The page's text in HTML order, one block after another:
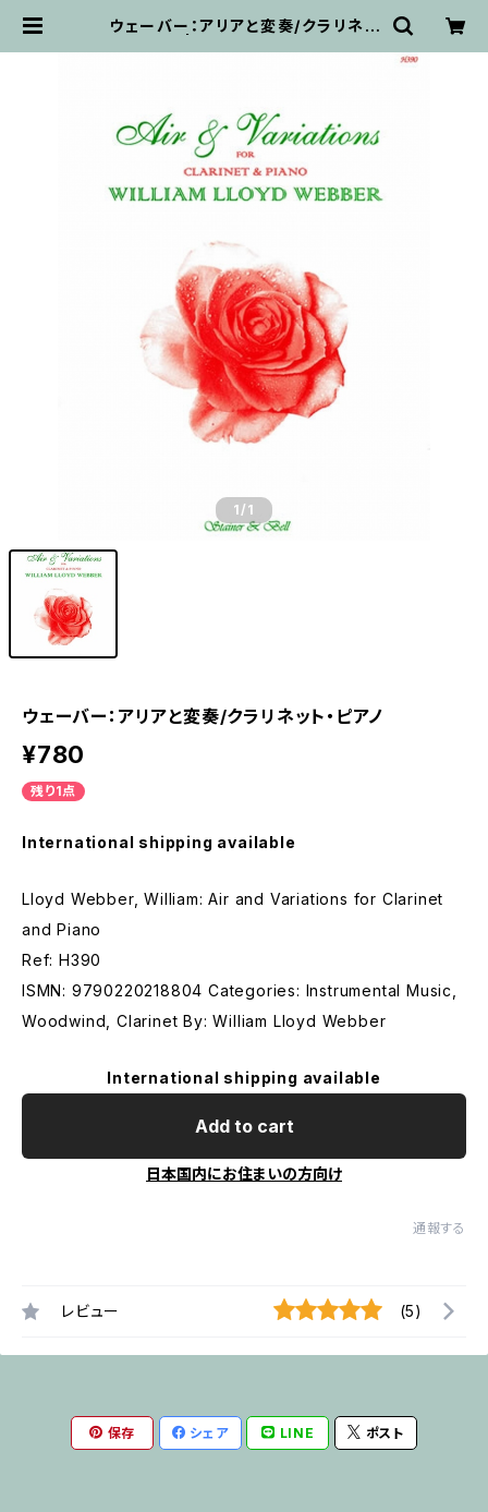
ウェーバー：アリアと変奏/クラリネッ
1/1
ウェーバー：アリアと変奏/クラリネット・ピアノ
¥780
残り1点
International shipping available
Lloyd Webber, William: Air and Variations for Clarinet
and Piano
Ref: H390
ISMN: 9790220218804 Categories: Instrumental Music,
Woodwind, Clarinet By: William Lloyd Webber
International shipping available
Add to cart
日本国内にお住まいの方向け
通報する
レビュー (5)
保存 シェア LINE ポスト